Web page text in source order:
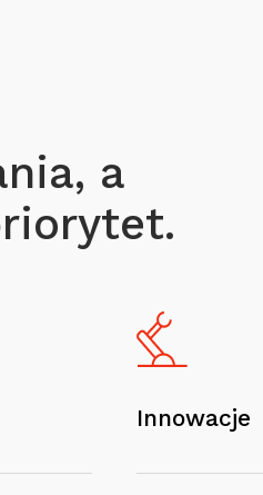
a
Innowacje